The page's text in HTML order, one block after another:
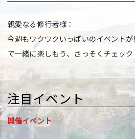
親愛なる修行者様：
今週もワクワクいっぱいのイベント
で一緒に楽しもう、さっそくチェック
注目イベント
開催イベント